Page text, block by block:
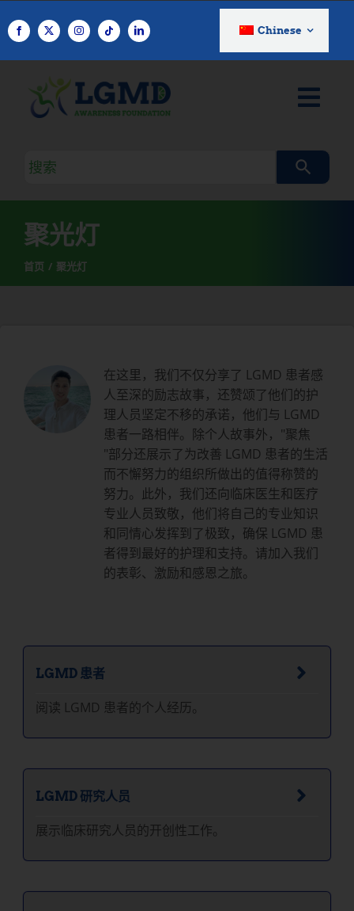
至
Chinese
搜
查
询
聚光灯
首页 聚光灯
在这里，我们不仅分享了 LGMD 患者感
人至深的励志故事，还赞颂了他们的护
理人员坚定不移的承诺，他们与 LGMD
患者一路相伴。除个人故事外，"聚焦
"部分还展示了为改善 LGMD 患者的生活
而不懈努力的组织所做出的值得称赞的
努力。此外，我们还向临床医生和医疗
专业人员致敬，他们将自己的专业知识
和同情心发挥到了极致，确保 LGMD 患
者得到最好的护理和支持。请加入我们
的表彰、激励和感恩之旅。
LGMD 患者
阅读 LGMD 患者的个人经历。
LGMD 研究人员
展示临床研究人员的开创性工作。